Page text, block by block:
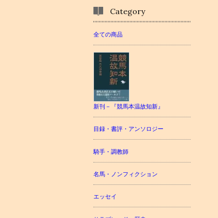
Category
全ての商品
新刊－『競馬本温故知新』
目録・書評・アンソロジー
騎手・調教師
名馬・ノンフィクション
エッセイ